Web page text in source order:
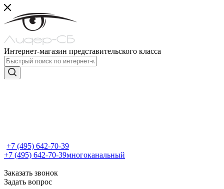
Интернет-магазин представительского класса
+7 (495) 642-70-39
+7 (495) 642-70-39многоканальный
Заказать звонок
Задать вопрос